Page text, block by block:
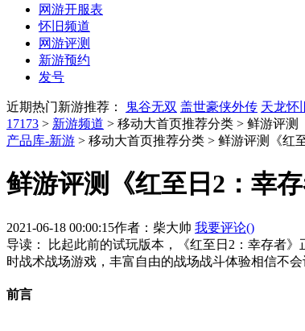
网游开服表
怀旧频道
网游评测
新游预约
发号
近期热门新游推荐： 鬼谷无双 盖世豪侠外传 天龙怀
17173 > 新游频道 > 移动大首页推荐分类 > 鲜游评测
产品库-新游 > 移动大首页推荐分类 > 鲜游评测《红
鲜游评测《红至日2：幸
2021-06-18 00:00:15作者：柴大帅 我要评论()
导读：
比起此前的试玩版本，《红至日2：幸存者
时战术战场游戏，丰富自由的战场战斗体验相信不
前言